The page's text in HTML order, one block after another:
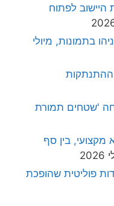
לפתוח
בתמונות, מיולי
ההתנתקות
'שטחים תמורת
מקצועי, בין סף
פוליטית שהופכת